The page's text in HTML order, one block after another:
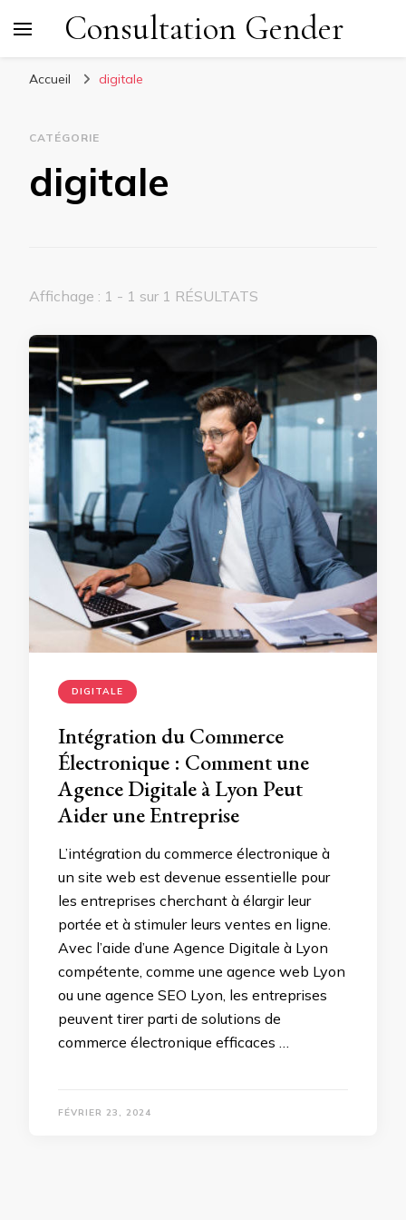
Consultation Gender
Accueil digitale
CATÉGORIE
digitale
Affichage : 1 - 1 sur 1 RÉSULTATS
DIGITALE
Intégration du Commerce
Électronique : Comment une
Agence Digitale à Lyon Peut
Aider une Entreprise
L’intégration du commerce électronique à
un site web est devenue essentielle pour
les entreprises cherchant à élargir leur
portée et à stimuler leurs ventes en ligne.
Avec l’aide d’une Agence Digitale à Lyon
compétente, comme une agence web Lyon
ou une agence SEO Lyon, les entreprises
peuvent tirer parti de solutions de
commerce électronique efficaces …
FÉVRIER 23, 2024